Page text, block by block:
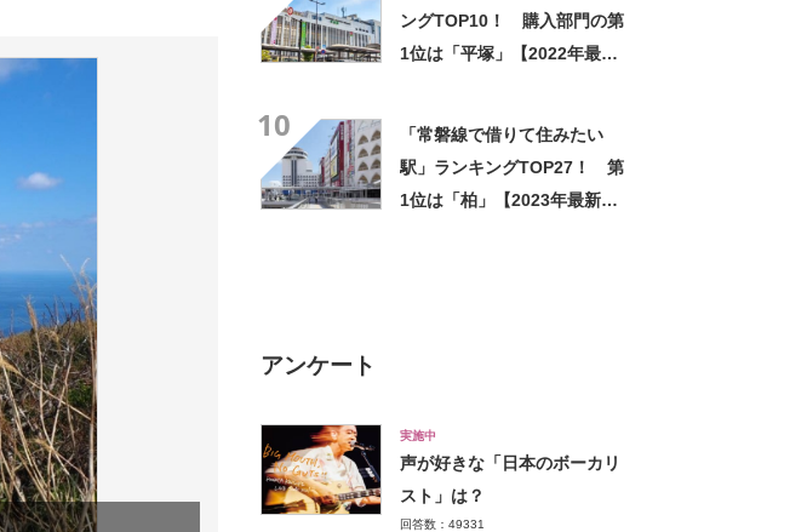
ングTOP10！ 購入部門の第
1位は「平塚」【2022年最新
10
「常磐線で借りて住みたい
駅」ランキングTOP27！ 第
1位は「柏」【2023年最新投
アンケート
実施中
声が好きな「日本のボーカリ
スト」は？
回答数：49331